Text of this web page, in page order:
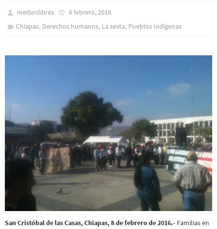
medioslibres
8 febrero, 2016
Chiapas, Derechos humanos, La sexta, Pueblos Indí­genas
San Cristóbal de las Casas, Chiapas, 8 de febrero de 2016.- Familias en